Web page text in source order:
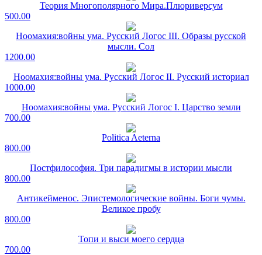
Теория Многополярного Мира.Плюриверсум
500.00
Ноомахия:войны ума. Русский Логос III. Образы русской
мысли. Сол
1200.00
Ноомахия:войны ума. Русский Логос II. Русский историал
1000.00
Ноомахия:войны ума. Русский Логос I. Царство земли
700.00
Politica Aeterna
800.00
Постфилософия. Три парадигмы в истории мысли
800.00
Антикейменос. Эпистемологические войны. Боги чумы.
Великое пробу
800.00
Топи и выси моего сердца
700.00